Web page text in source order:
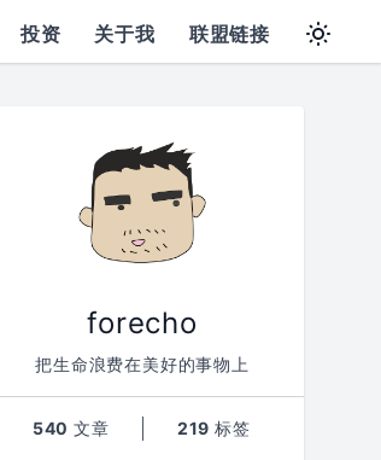
投资 关于我 联盟链接
forecho
把生命浪费在美好的事物上
540文章 219标签